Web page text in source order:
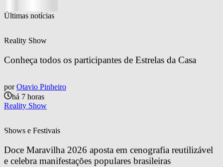
Últimas notícias
Reality Show
Conheça todos os participantes de Estrelas da Casa
por Otavio Pinheiro
há 7 horas
Reality Show
Shows e Festivais
Doce Maravilha 2026 aposta em cenografia reutilizável
e celebra manifestações populares brasileiras